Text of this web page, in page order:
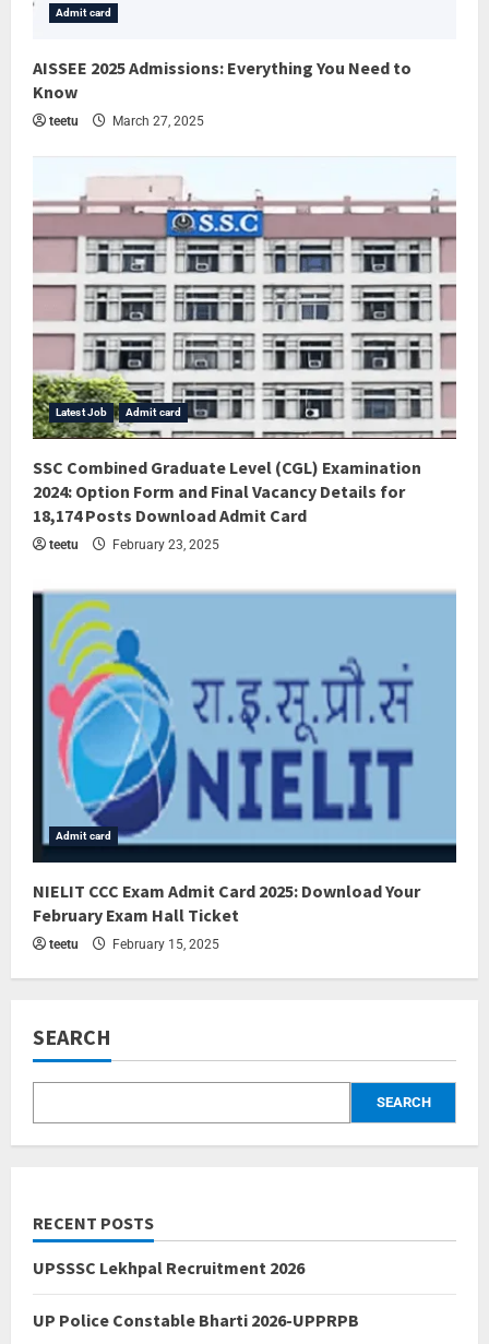
Admit card
AISSEE 2025 Admissions: Everything You Need to
Know
teetu March 27, 2025
Latest Job Admit card
SSC Combined Graduate Level (CGL) Examination
2024: Option Form and Final Vacancy Details for
18,174 Posts Download Admit Card
teetu February 23, 2025
Admit card
NIELIT CCC Exam Admit Card 2025: Download Your
February Exam Hall Ticket
teetu February 15, 2025
SEARCH
SEARCH
RECENT POSTS
UPSSSC Lekhpal Recruitment 2026
UP Police Constable Bharti 2026-UPPRPB